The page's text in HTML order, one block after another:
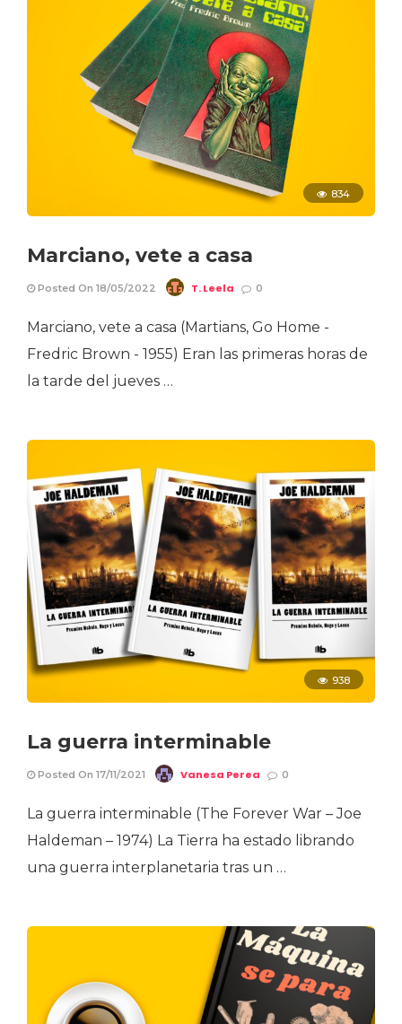
834
Marciano, vete a casa
Posted On 18/05/2022 T. Leela 0
Marciano, vete a casa (Martians, Go Home -
Fredric Brown - 1955) Eran las primeras horas de
la tarde del jueves …
938
La guerra interminable
Posted On 17/11/2021 Vanesa Perea 0
La guerra interminable (The Forever War – Joe
Haldeman – 1974) La Tierra ha estado librando
una guerra interplanetaria tras un …